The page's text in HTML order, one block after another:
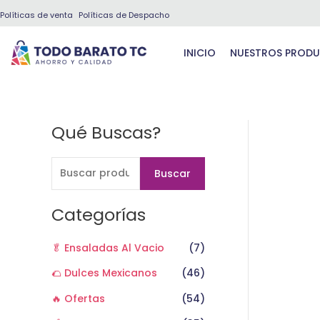
al
contenido
Políticas de venta Políticas de Despacho
INICIO NUESTROS
Qué Buscas?
B
c
a
p
o
Buscar
Categorías
🥬 Ensaladas Al Vacio
(7)
🌮 Dulces Mexicanos
(46)
🔥 Ofertas
(54)